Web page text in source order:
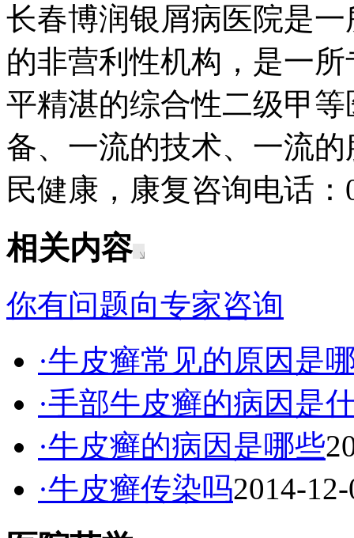
长春博润银屑病医院是
的非营利性机构，是一
平精湛的综合性二级甲
备、一流的技术、一流
民健康，康复咨询电话：
相关内容
你有问题向专家咨询
·牛皮癣常见的原因是
·手部牛皮癣的病因是
·牛皮癣的病因是哪些
·牛皮癣传染吗2014-